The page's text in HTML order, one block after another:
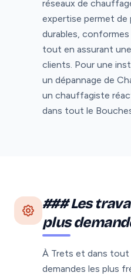
réseaux de
expertise permet
durables, conformes
tout en assurant
clients. Pour une
un dépannage de
un chauffagiste
dans tout le
### Les
plus
À Trets et dans tout
demandes les plus